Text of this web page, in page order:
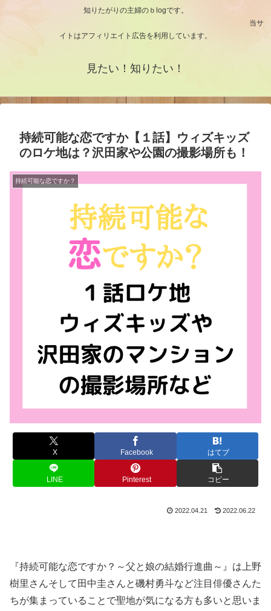
知りたがりの主婦のｂlogです。
当サ
イトはアフィリエイト広告を利用しています。
見たい！知りたい！
持続可能な恋ですか【１話】ウィズキッズ
のロケ地は？沢田家や公園の撮影場所も！
持続可能な恋ですか？
X Facebook はてブ
LINE Pinterest コピー
2022.04.21 2022.06.22
『持続可能な恋ですか？～父と娘の結婚行進曲～』は上野
樹里さんそして田中圭さんと磯村勇斗など注目俳優さんた
ちが集まっていることで聖地が気になる方も多いと思いま